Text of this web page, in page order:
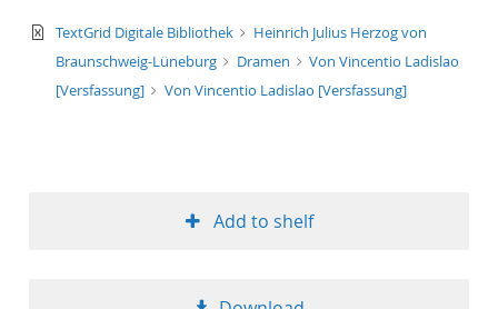
text/xml
TextGrid Digitale Bibliothek
Heinrich Julius Herzog von
Braunschweig-Lüneburg
Dramen
Von Vincentio Ladislao
[Versfassung]
Von Vincentio Ladislao [Versfassung]
Add to shelf